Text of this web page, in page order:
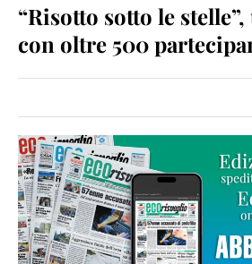
“Risotto sotto le
con oltre 500